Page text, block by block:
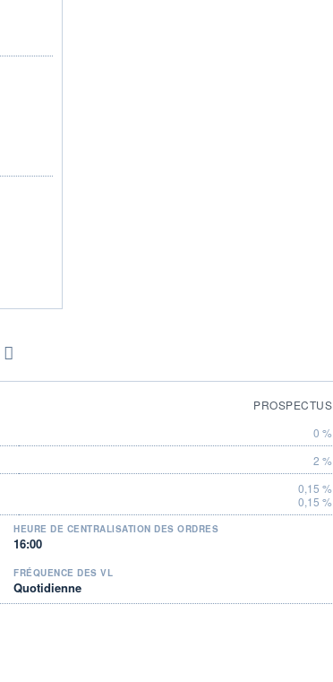
PROSPECTUS
0 %
2 %
0,15 %
0,15 %
HEURE DE CENTRALISATION DES ORDRES
16:00
FRÉQUENCE DES VL
Quotidienne